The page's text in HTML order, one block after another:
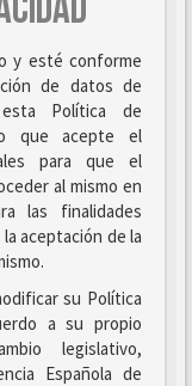
y esté conforme
de datos de
Política de
que acepte el
para que el
al mismo en
las finalidades
aceptación de la
su Política
a su propio
legislativo,
Española de